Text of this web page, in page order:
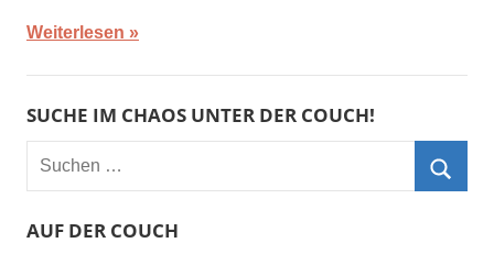
Weiterlesen
SUCHE IM CHAOS UNTER DER COUCH!
Suchen
AUF DER COUCH